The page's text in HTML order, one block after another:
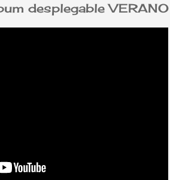
desplegable VERANO